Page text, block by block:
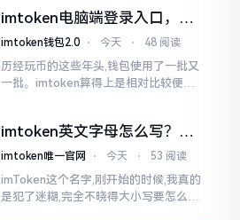
0版本
imtoken电脑端登录入口，地
址在这里
imtoken钱包2.0 ⋅ 今天 ⋅ 48 阅读
历经玩币的这些年头,钱包使用了一批又
一批。imtoken算得上是相对比较便于
就得去寻觅电脑端的入口。
imtoken英文字母怎么写？正
确拼写看这里
imtoken唯一官网 ⋅ 今天 ⋅ 53 阅读
imToken这个名字,刚开始的时候,我真的
是犯了迷糊,完全不晓得大小写要怎么去